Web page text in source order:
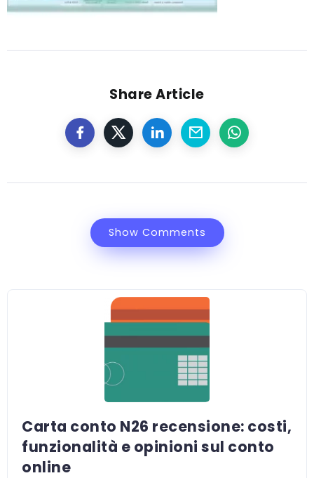
Share Article
Show Comments
Carta conto N26 recensione: costi,
funzionalità e opinioni sul conto
online